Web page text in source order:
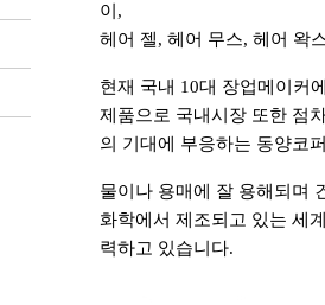
이,
헤어 젤, 헤어 무스, 헤어 왁
현재 국내 10대 장업메이커
제품으로 국내시장 또한 점
의 기대에 부응하는 동양코
물이나 용매에 잘 용해되며
화학에서 제조되고 있는 세
력하고 있습니다.